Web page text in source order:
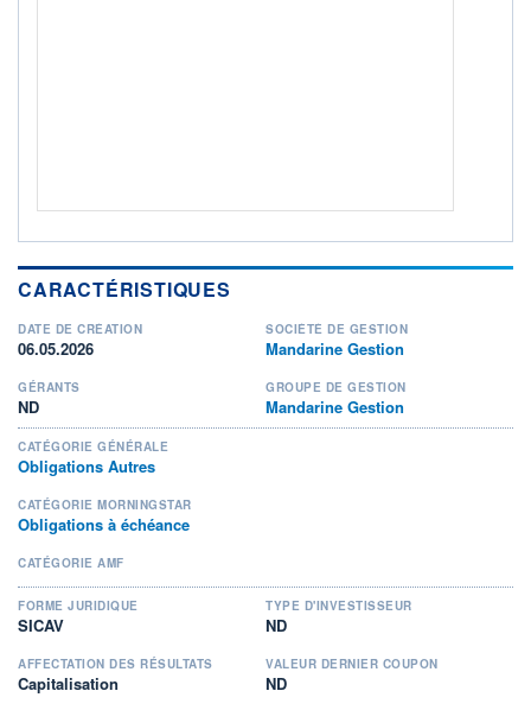
CARACTÉRISTIQUES
DATE DE CRÉATION
06.05.2026
SOCIÉTÉ DE GESTION
Mandarine Gestion
GÉRANTS
ND
GROUPE DE GESTION
Mandarine Gestion
CATÉGORIE GÉNÉRALE
Obligations Autres
CATÉGORIE MORNINGSTAR
Obligations à échéance
CATÉGORIE AMF
FORME JURIDIQUE
SICAV
TYPE D'INVESTISSEUR
ND
AFFECTATION DES RÉSULTATS
Capitalisation
VALEUR DERNIER COUPON
ND